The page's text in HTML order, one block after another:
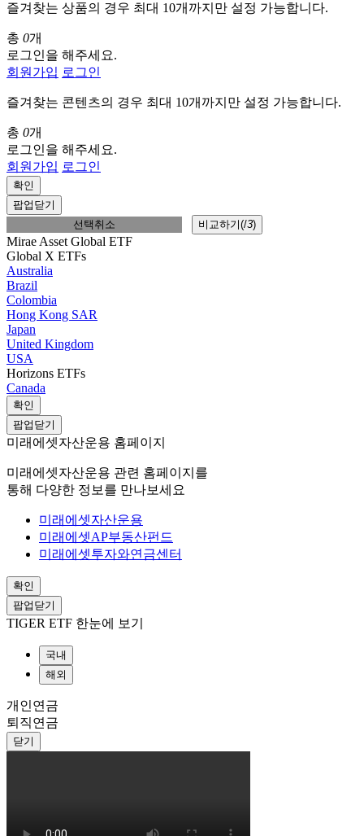
즐겨찾는 상품의 경우 최대 10개까지만 설정 가능합니다.
총 0개
로그인을 해주세요.
회원가입 로그인
즐겨찾는 콘텐츠의 경우 최대 10개까지만 설정 가능합니다.
총 0개
로그인을 해주세요.
회원가입 로그인
확인
팝업닫기
선택취소
비교하기(/3)
Mirae Asset Global ETF
Global X ETFs
Australia
Brazil
Colombia
Hong Kong SAR
Japan
United Kingdom
USA
Horizons ETFs
Canada
확인
팝업닫기
미래에셋자산운용 홈페이지
미래에셋자산운용 관련 홈페이지를
통해 다양한 정보를 만나보세요
미래에셋자산운용
미래에셋AP부동산펀드
미래에셋투자와연금센터
확인
팝업닫기
TIGER ETF 한눈에 보기
국내
해외
개인연금
퇴직연금
닫기